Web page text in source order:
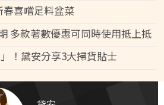
春喜嚐足料盆菜
多款著數優惠可同時使用抵上抵
！黛安分享3大掃貨貼士